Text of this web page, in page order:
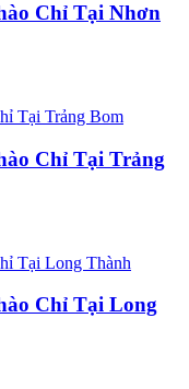
Chỉ Tại Nhơn
Chỉ Tại Trảng
Chỉ Tại Long